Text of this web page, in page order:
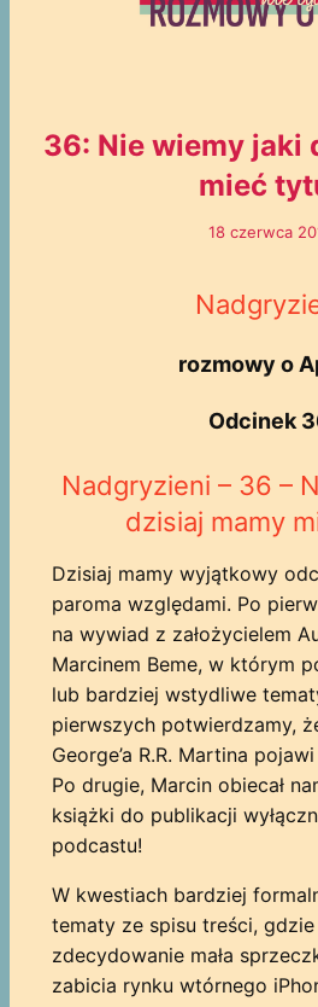
36: Nie wiemy jaki
mieć
18 czerwca
rozmowy o
Odcinek
Nadgryzieni – 36 –
dzisiaj mamy
Dzisiaj mamy wyjątkowy
paroma względami. Po
na wywiad z założycielem
Marcinem Beme, w którym
lub bardziej wstydliwe
pierwszych potwierdzamy,
George’a R.R. Martina
Po drugie, Marcin obiecał
książki do publikacji
podcastu!
W kwestiach bardziej
tematy ze spisu treści,
zdecydowanie mała
zabicia rynku wtórnego